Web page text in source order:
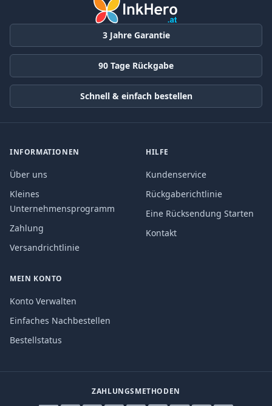
3 Jahre Garantie
90 Tage Rückgabe
Schnell & einfach bestellen
INFORMATIONEN
Über uns
Kleines
Unternehmensprogramm
Zahlung
Versandrichtlinie
HILFE
Kundenservice
Rückgaberichtlinie
Eine Rücksendung Starten
Kontakt
MEIN KONTO
Konto Verwalten
Einfaches Nachbestellen
Bestellstatus
ZAHLUNGSMETHODEN